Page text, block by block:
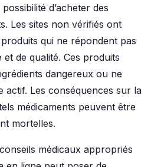
d’acheter des
Les sites non vérifiés ont
qui ne répondent pas
de qualité. Ces produits
dangereux ou ne
Les conséquences sur la
médicaments peuvent être
mortelles.
médicaux appropriés